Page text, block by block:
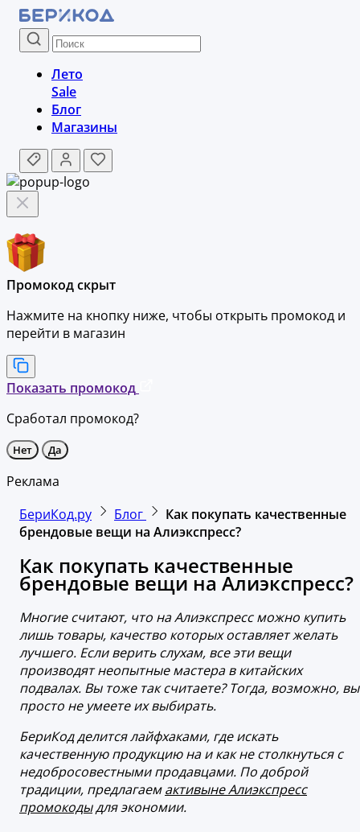
Лето
Sale
Блог
Магазины
Промокод скрыт
Нажмите на кнопку ниже, чтобы открыть промокод и
перейти в магазин
Показать промокод
Сработал промокод?
Нет Да
Реклама
БериКод.ру
Блог
Как покупать качественные
брендовые вещи на Алиэкспресс?
Как покупать качественные
брендовые вещи на Алиэкспресс?
Многие считают, что на Алиэкспресс можно купить
лишь товары, качество которых оставляет желать
лучшего. Если верить слухам, все эти вещи
производят неопытные мастера в китайских
подвалах. Вы тоже так считаете? Тогда, возможно, вы
просто не умеете их выбирать.
БериКод делится лайфхаками, где искать
качественную продукцию на и как не столкнуться с
недобросовестными продавцами. По доброй
традиции, предлагаемактивыне Алиэкспресс
промокодыдля экономии.